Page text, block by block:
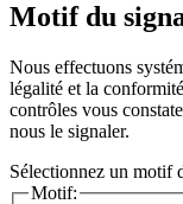
Motif du
Nous effectuons
légalité et la
contrôles vous
nous le signaler.
Sélectionnez un motif
Motif: